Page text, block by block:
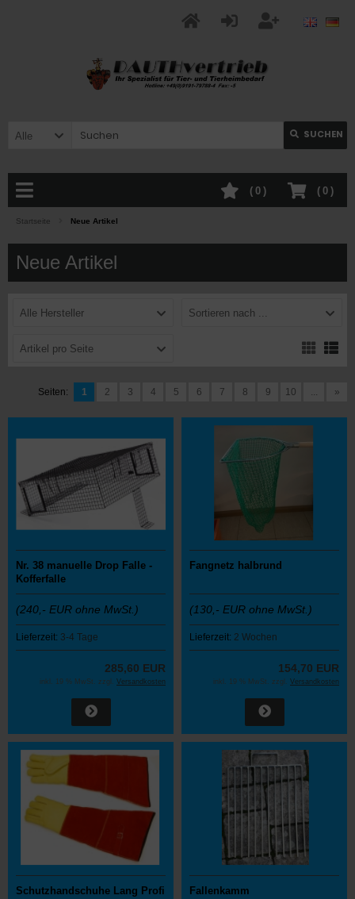
Alle SUCHEN
( 0 )
( 0 )
Startseite Neue Artikel
Neue Artikel
Alle Hersteller Sortieren nach ...
Artikel pro Seite
Seiten: 1 2 3 4 5 6 7 8 9 10 ... »
Nr. 38 manuelle Drop Falle -
Kofferfalle
(240,- EUR ohne MwSt.)
Lieferzeit: 3-4 Tage
285,60 EUR
inkl. 19 % MwSt. zzgl. Versandkosten
Fangnetz halbrund
(130,- EUR ohne MwSt.)
Lieferzeit: 2 Wochen
154,70 EUR
inkl. 19 % MwSt. zzgl. Versandkosten
Schutzhandschuhe Lang Profi
Fallenkamm